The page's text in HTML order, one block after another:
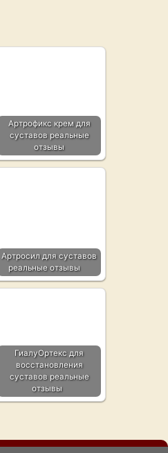
Артрофикс крем для
суставов реальные
отзывы
Артросил для суставов
реальные отзывы
ГиалуОртекс для
восстановления
суставов реальные
отзывы